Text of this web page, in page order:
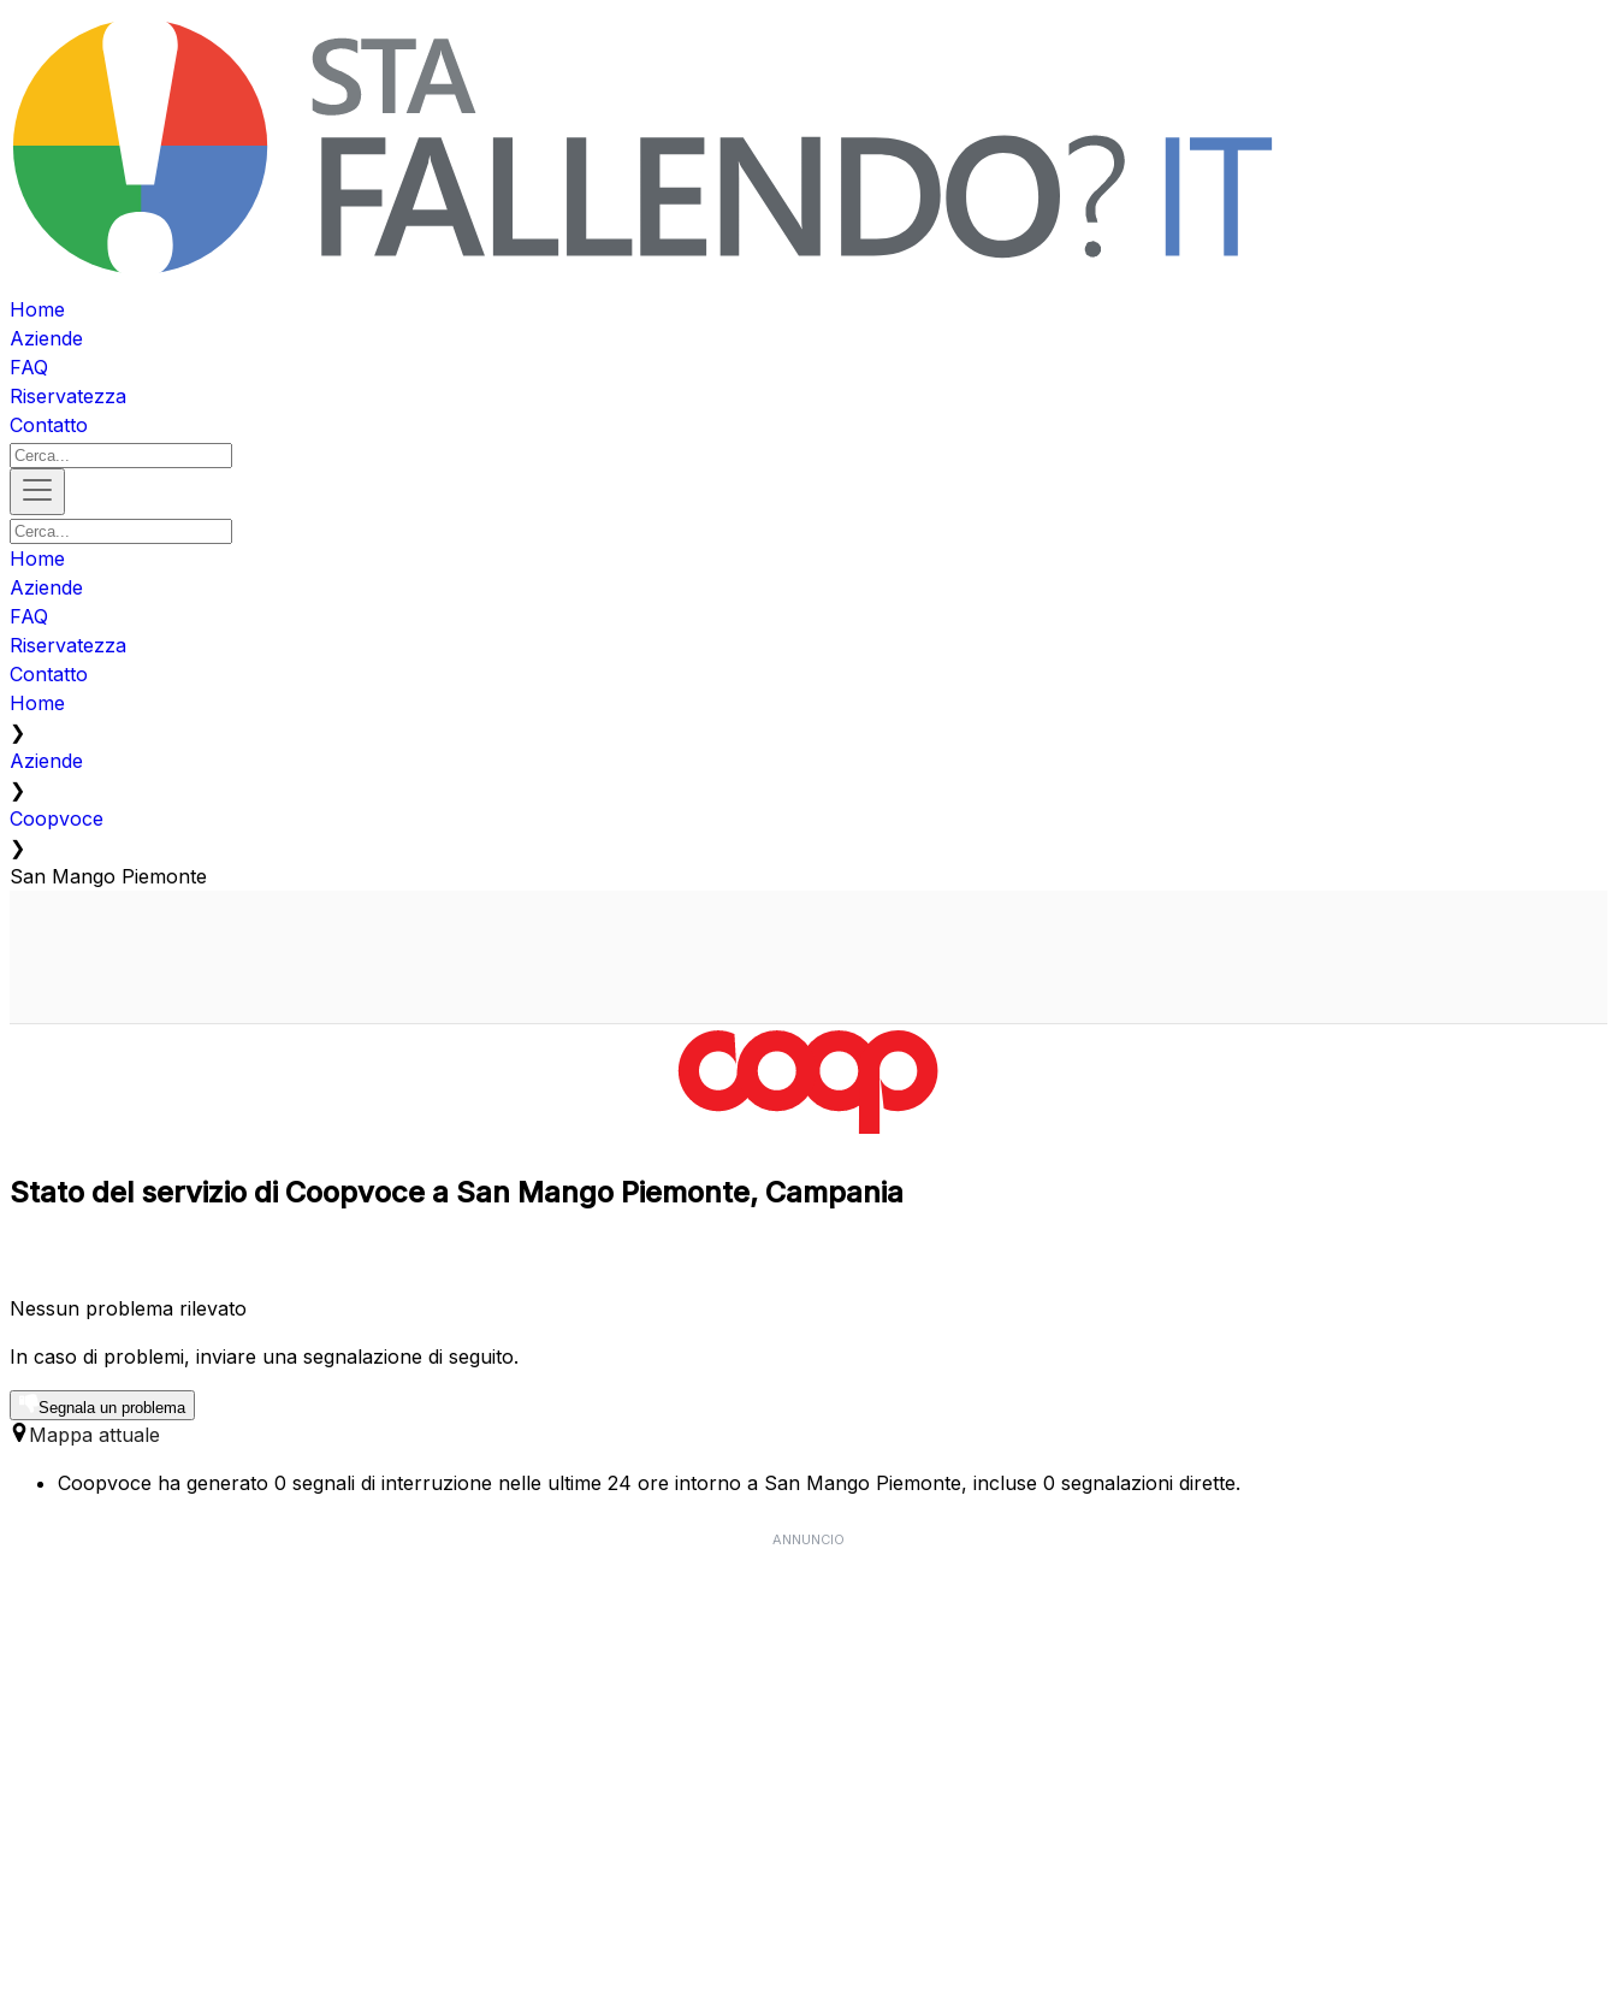
Home
Aziende
FAQ
Riservatezza
Contatto
Home
Aziende
FAQ
Riservatezza
Contatto
Home
❯
Aziende
❯
Coopvoce
❯
San Mango Piemonte
Stato del servizio di Coopvoce a San Mango Piemonte, Campania
Nessun problema rilevato
In caso di problemi, inviare una segnalazione di seguito.
Segnala un problema
Mappa attuale
Coopvoce ha generato 0 segnali di interruzione nelle ultime 24 ore intorno a San Mango Piemonte, incluse 0 segnalazioni dirette.
ANNUNCIO